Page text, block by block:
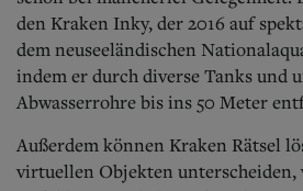
den Kraken Inky, der 2016 auf
dem neuseeländischen
indem er durch diverse Tanks und
Abwasserrohre bis ins 50 Meter
Außerdem können Kraken Rätsel
virtuellen Objekten unterscheiden,